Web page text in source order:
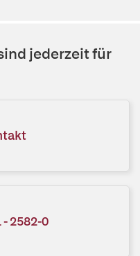
jederzeit für
- 2582-0